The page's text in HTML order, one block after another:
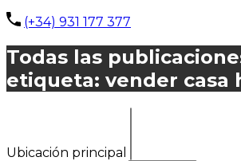
(+34) 931 177 377
Todas las
etiqueta: vender casa
Ubicación principal